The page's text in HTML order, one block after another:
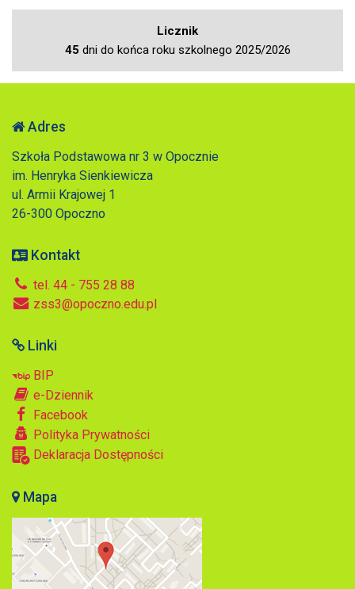
Licznik
45 dni do końca roku szkolnego 2025/2026
Adres
Szkoła Podstawowa nr 3 w Opocznie
im. Henryka Sienkiewicza
ul. Armii Krajowej 1
26-300 Opoczno
Kontakt
tel. 44 - 755 28 88
zss3@opoczno.edu.pl
Linki
BIP
e-Dziennik
Facebook
Polityka Prywatności
Deklaracja Dostępności
Mapa